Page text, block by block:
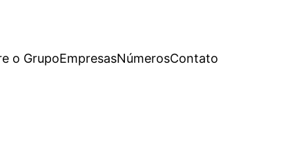
o GrupoEmpresasNúmerosContato